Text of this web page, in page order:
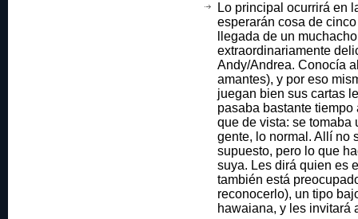
Lo principal ocurrirá en
esperarán cosa de
llegada de un
extraordinariamente
Andy/Andrea. Conocía
amantes), y por eso
juegan bien sus cartas
pasaba bastante
que de vista: se tomaba
gente, lo normal. Allí no
supuesto, pero lo que
suya. Les dirá quien es
también está
reconocerlo), un tipo
hawaiana, y les invitará